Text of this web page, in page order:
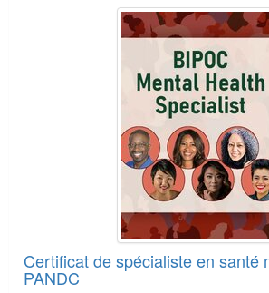
Certificat de spécialiste en santé
PANDC